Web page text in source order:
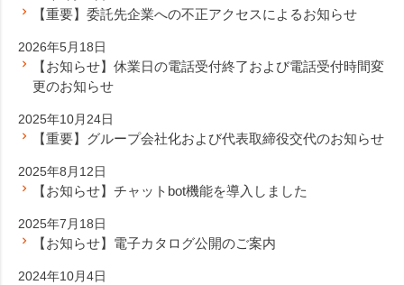
【重要】委託先企業への不正アクセスによるお知らせ
2026年5月18日
【お知らせ】休業日の電話受付終了および電話受付時間変
更のお知らせ
2025年10月24日
【重要】グループ会社化および代表取締役交代のお知らせ
2025年8月12日
【お知らせ】チャットbot機能を導入しました
2025年7月18日
【お知らせ】電子カタログ公開のご案内
2024年10月4日